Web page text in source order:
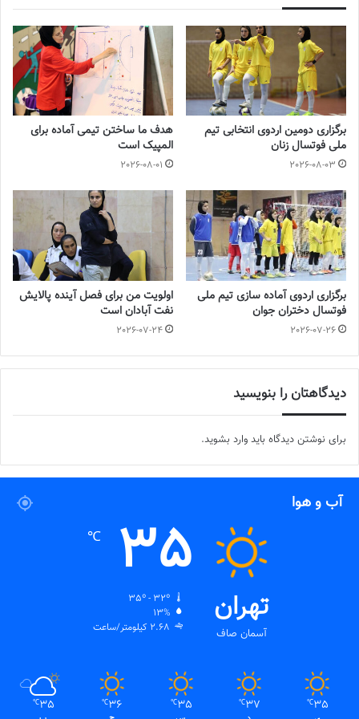
💻منبع:فوتبالی 📸عکس:ایمنا
◾️ با فوتبالز همراه شوید◾️ فوتبالز را در اینستاگرام دنبال کنید
◾️
footballs.women@
برچسب ها
برگزاری دومین اردوی انتخابی تیم
ملی فوتسال زنان
2026-08-03
هدف ما ساختن تیمی آماده برای
المپیک است
2026-08-01
برگزاری اردوی آماده سازی تیم ملی
فوتسال دختران جوان
2026-07-26
اولویت من برای فصل آینده پالایش
نفت آبادان است
2026-07-24
دیدگاهتان را بنویسید
برای نوشتن دیدگاه باید وارد بشوید.
آب و هوا
تهران
آسمان صاف
35
℃
13%
2.68 کیلومتر/ساعت
35
℃
37
℃
35
℃
36
℃
35
℃